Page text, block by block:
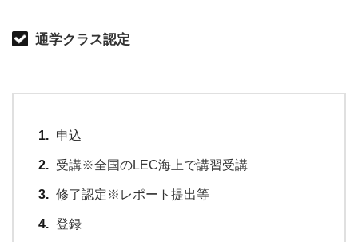
通学クラス認定
申込
受講※全国のLEC海上で講習受講
修了認定※レポート提出等
登録